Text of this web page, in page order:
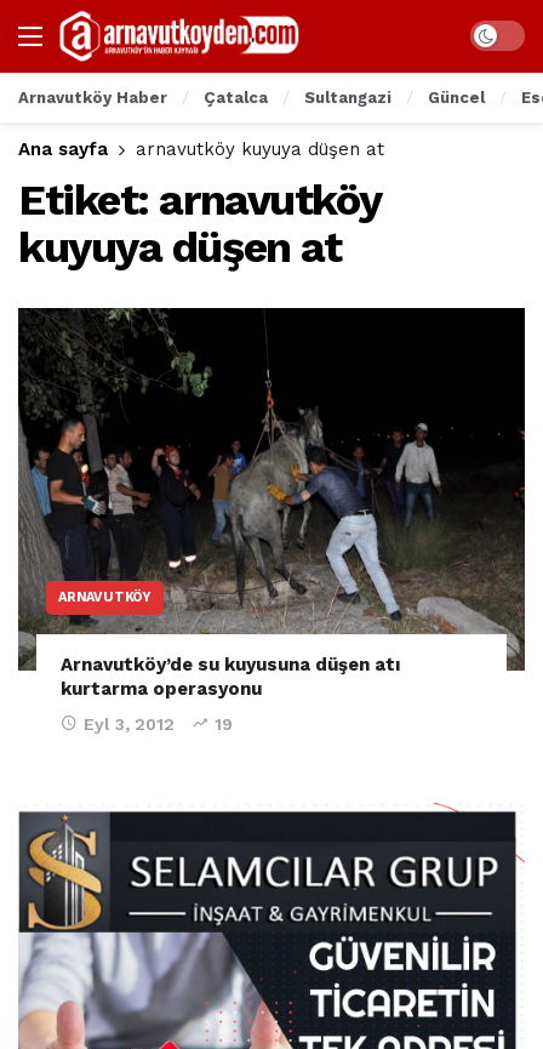
Arnavutköy Haber Çatalca Sultangazi Güncel
Ana sayfa arnavutköy kuyuya düşen at
Etiket: arnavutköy
kuyuya düşen at
ARNAVUTKÖY
Arnavutköy’de su kuyusuna düşen atı
kurtarma operasyonu
Eyl 3, 2012 19